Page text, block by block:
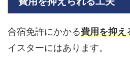
合宿免許にかかる費用を抑え
イスターにはあります。